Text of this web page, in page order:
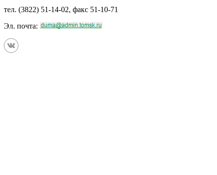
тел. (3822) 51-14-02, факс 51-10-71
Эл. почта: